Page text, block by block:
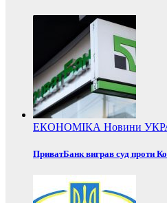
ЕКОНОМІКА Новини
ПриватБанк виграв суд проти